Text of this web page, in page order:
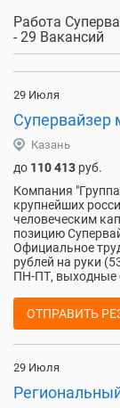
Работа
- 29 Вакансий
29 Июля
Супервайзер
Казань
до 110 413 руб.
Компания
крупнейших
человеческим
позицию
Официальное
рублей на руки
ПН-ПТ, выходные
ОТПРАВИТЬ
29 Июля